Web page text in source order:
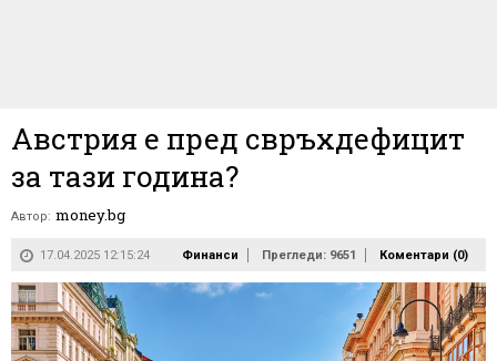
Австрия е пред свръхдефицит
за тази година?
Автор: money.bg
17.04.2025 12:15:24 Финанси Прегледи: 9651 Коментари (0)